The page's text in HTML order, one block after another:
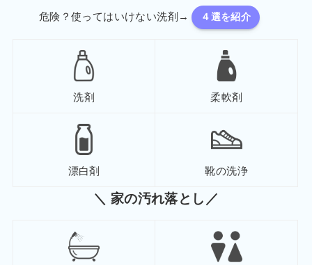
危険？使ってはいけない洗剤→ ４選を紹介
洗剤 柔軟剤
漂白剤 靴の洗浄
＼ 家の汚れ落とし／